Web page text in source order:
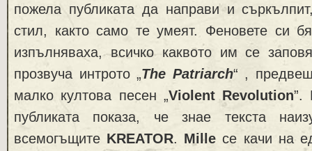
пожела публиката да направи и
стил, както само те умеят. Феновете си
изпълняваха, всичко каквото им се
прозвуча интрото „The Patriarch“ ,
малко култова песен „Violent Revolution”.
публиката показа, че знае текста
всемогъщите KREATOR. Mille се качи на